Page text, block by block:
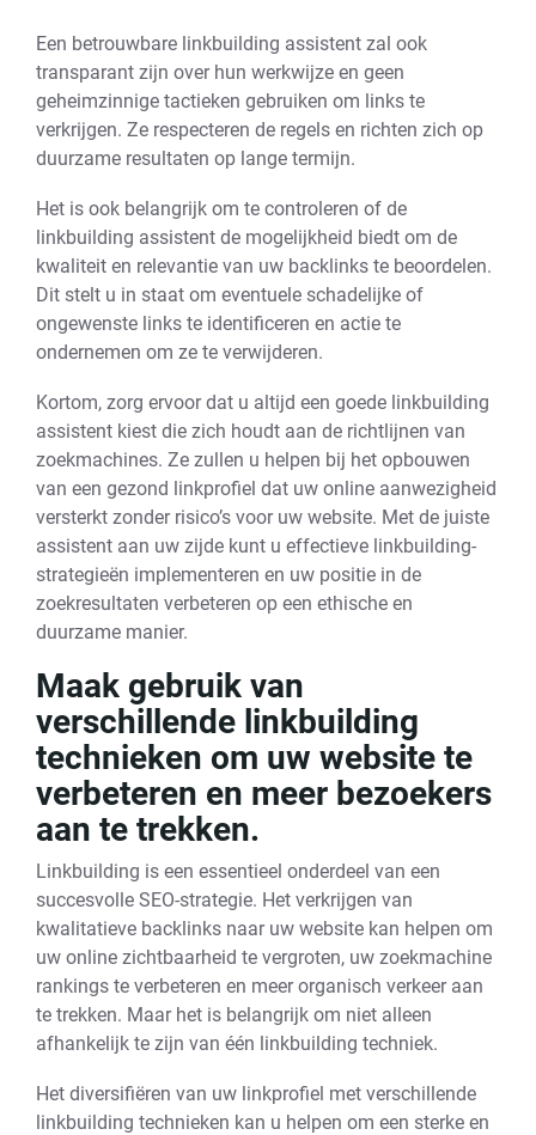
Een betrouwbare linkbuilding assistent zal ook
transparant zijn over hun werkwijze en geen
geheimzinnige tactieken gebruiken om links te
verkrijgen. Ze respecteren de regels en richten zich op
duurzame resultaten op lange termijn.
Het is ook belangrijk om te controleren of de
linkbuilding assistent de mogelijkheid biedt om de
kwaliteit en relevantie van uw backlinks te beoordelen.
Dit stelt u in staat om eventuele schadelijke of
ongewenste links te identificeren en actie te
ondernemen om ze te verwijderen.
Kortom, zorg ervoor dat u altijd een goede linkbuilding
assistent kiest die zich houdt aan de richtlijnen van
zoekmachines. Ze zullen u helpen bij het opbouwen
van een gezond linkprofiel dat uw online aanwezigheid
versterkt zonder risico’s voor uw website. Met de juiste
assistent aan uw zijde kunt u effectieve linkbuilding-
strategieën implementeren en uw positie in de
zoekresultaten verbeteren op een ethische en
duurzame manier.
Maak gebruik van
verschillende linkbuilding
technieken om uw website te
verbeteren en meer bezoekers
aan te trekken.
Linkbuilding is een essentieel onderdeel van een
succesvolle SEO-strategie. Het verkrijgen van
kwalitatieve backlinks naar uw website kan helpen om
uw online zichtbaarheid te vergroten, uw zoekmachine
rankings te verbeteren en meer organisch verkeer aan
te trekken. Maar het is belangrijk om niet alleen
afhankelijk te zijn van één linkbuilding techniek.
Het diversifiëren van uw linkprofiel met verschillende
linkbuilding technieken kan u helpen om een sterke en